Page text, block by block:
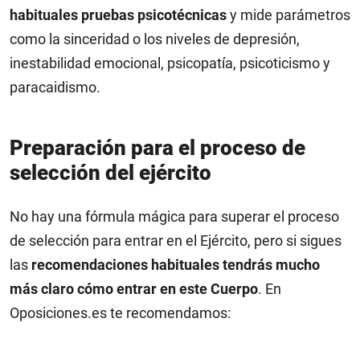
habituales pruebas psicotécnicasy mide parámetros
como la sinceridad o los niveles de depresión,
inestabilidad emocional, psicopatía, psicoticismo y
paracaidismo.
Preparación para el proceso de
selección del ejército
No hay una fórmula mágica para superar el proceso
de selección para entrar en el Ejército, pero si sigues
las recomendaciones habituales tendrás mucho
más claro cómo entrar en este Cuerpo. En
Oposiciones.es te recomendamos: